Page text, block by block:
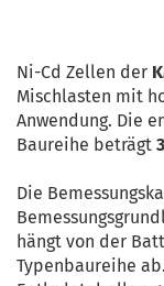
Ni-Cd Zellen der
Mischlasten mit
Anwendung. Die
Baureihe beträgt
Die
hängt von der
Typenbaureihe